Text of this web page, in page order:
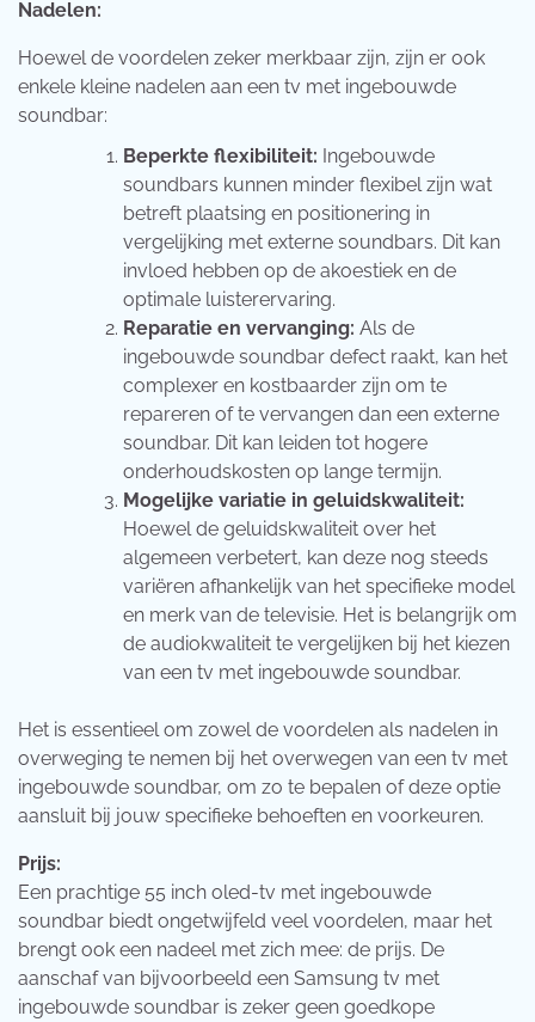
Nadelen:
Hoewel de voordelen zeker merkbaar zijn, zijn er ook
enkele kleine nadelen aan een tv met ingebouwde
soundbar:
Beperkte flexibiliteit: Ingebouwde
soundbars kunnen minder flexibel zijn wat
betreft plaatsing en positionering in
vergelijking met externe soundbars. Dit kan
invloed hebben op de akoestiek en de
optimale luisterervaring.
Reparatie en vervanging: Als de
ingebouwde soundbar defect raakt, kan het
complexer en kostbaarder zijn om te
repareren of te vervangen dan een externe
soundbar. Dit kan leiden tot hogere
onderhoudskosten op lange termijn.
Mogelijke variatie in geluidskwaliteit:
Hoewel de geluidskwaliteit over het
algemeen verbetert, kan deze nog steeds
variëren afhankelijk van het specifieke model
en merk van de televisie. Het is belangrijk om
de audiokwaliteit te vergelijken bij het kiezen
van een tv met ingebouwde soundbar.
Het is essentieel om zowel de voordelen als nadelen in
overweging te nemen bij het overwegen van een tv met
ingebouwde soundbar, om zo te bepalen of deze optie
aansluit bij jouw specifieke behoeften en voorkeuren.
Prijs:
Een prachtige 55 inch oled-tv met ingebouwde
soundbar biedt ongetwijfeld veel voordelen, maar het
brengt ook een nadeel met zich mee: de prijs. De
aanschaf van bijvoorbeeld een Samsung tv met
ingebouwde soundbar is zeker geen goedkope